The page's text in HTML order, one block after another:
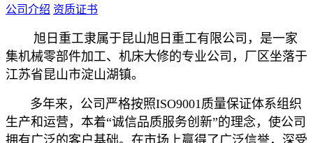
公司介绍 资质证书
旭日重工隶属于昆山旭日重工有限公司 ，是一家
集机械零部件加工、机床大修的专业公司，厂区坐落于
江苏省昆山市淀山湖镇。
多年来，公司严格按照ISO9001质量保证体系组织
生产和运营，本着“诚信品质服务创新”的理念，使公司
拥有广泛的客户基础。在市场上赢得了广泛信誉，深受